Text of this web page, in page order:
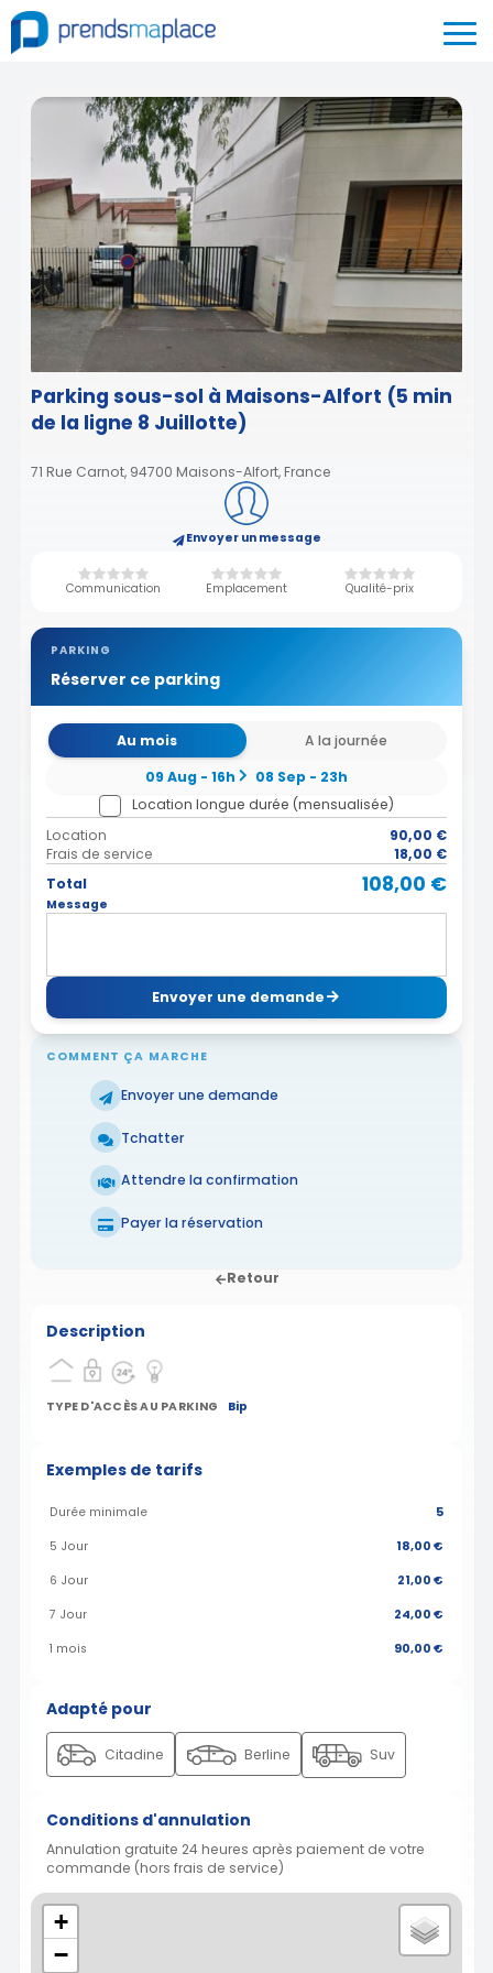
Parking sous-sol à Maisons-Alfort (5 min
de la ligne 8 Juillotte)
71 Rue Carnot, 94700 Maisons-Alfort, France
Envoyer un message
Communication Emplacement Qualité-prix
PARKING
Réserver ce parking
Au mois
A la journée
09 Aug - 16h
08 Sep - 23h
Location longue durée (mensualisée)
Location
90,00 €
Frais de service
18,00 €
Total
108,00 €
Message
Envoyer une demande
COMMENT ÇA MARCHE
Envoyer une demande
Tchatter
Attendre la confirmation
Payer la réservation
Retour
Description
TYPE D'ACCÈS AU PARKING Bip
Exemples de tarifs
Durée minimale 5
5 Jour 18,00 €
6 Jour 21,00 €
7 Jour 24,00 €
1 mois 90,00 €
Adapté pour
Citadine Berline Suv
Conditions d'annulation
Annulation gratuite 24 heures après paiement de votre
commande (hors frais de service)
+
−